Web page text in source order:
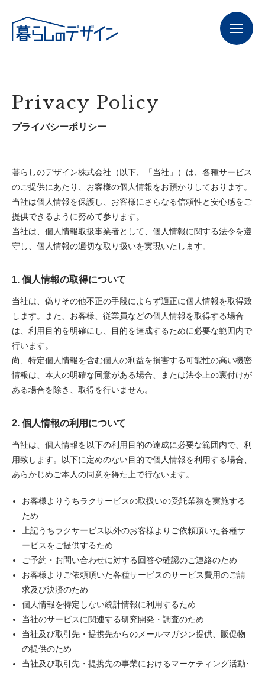
Privacy Policy
プライバシーポリシー
暮らしのデザイン株式会社（以下、「当社」）は、各種サービス
のご提供にあたり、お客様の個人情報をお預かりしております。
当社は個人情報を保護し、お客様にさらなる信頼性と安心感をご
提供できるように努めて参ります。
当社は、個人情報取扱事業者として、個人情報に関する法令を遵
守し、個人情報の適切な取り扱いを実現いたします。
1. 個人情報の取得について
当社は、偽りその他不正の手段によらず適正に個人情報を取得致
します。また、お客様、従業員などの個人情報を取得する場合
は、利用目的を明確にし、目的を達成するために必要な範囲内で
行います。
尚、特定個人情報を含む個人の利益を損害する可能性の高い機密
情報は、本人の明確な同意がある場合、または法令上の裏付けが
ある場合を除き、取得を行いません。
2. 個人情報の利用について
当社は、個人情報を以下の利用目的の達成に必要な範囲内で、利
用致します。以下に定めのない目的で個人情報を利用する場合、
あらかじめご本人の同意を得た上で行ないます。
お客様よりうちラクサービスの取扱いの受託業務を実施する
ため
上記うちラクサービス以外のお客様よりご依頼頂いた各種サ
ービスをご提供するため
ご予約・お問い合わせに対する回答や確認のご連絡のため
お客様よりご依頼頂いた各種サービスのサービス費用のご請
求及び決済のため
個人情報を特定しない統計情報に利用するため
当社のサービスに関連する研究開発・調査のため
当社及び取引先・提携先からのメールマガジン提供、販促物
の提供のため
当社及び取引先・提携先の事業におけるマーケティング活動･